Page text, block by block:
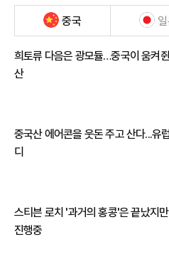
중국
희토류 다음은 광모듈…중국이 움켜
산
중국산 에어콘을 웃돈 주고 산다...유
디
스티븐 로치 '과거의 홍콩'은 끝났지
진행중